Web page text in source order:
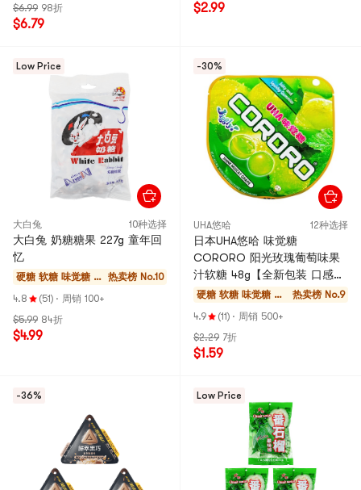
$6.99 98折
$6.79
$2.99
Low Price
大白兔 10种选择
大白兔 奶糖糖果 227g 童年回
忆
硬糖 软糖 味觉糖 巧
克力
热卖榜 No.10
4.8
(51) · 周销 100+
$5.99 84折
$4.99
-30%
UHA悠哈 12种选择
日本UHA悠哈 味觉糖
CORORO 阳光玫瑰葡萄味果
汁软糖 48g【全新包装 口感升
级】
硬糖 软糖 味觉糖 巧
克力
热卖榜 No.9
4.9
(11) · 周销 500+
$2.29 7折
$1.59
-36% Low Price